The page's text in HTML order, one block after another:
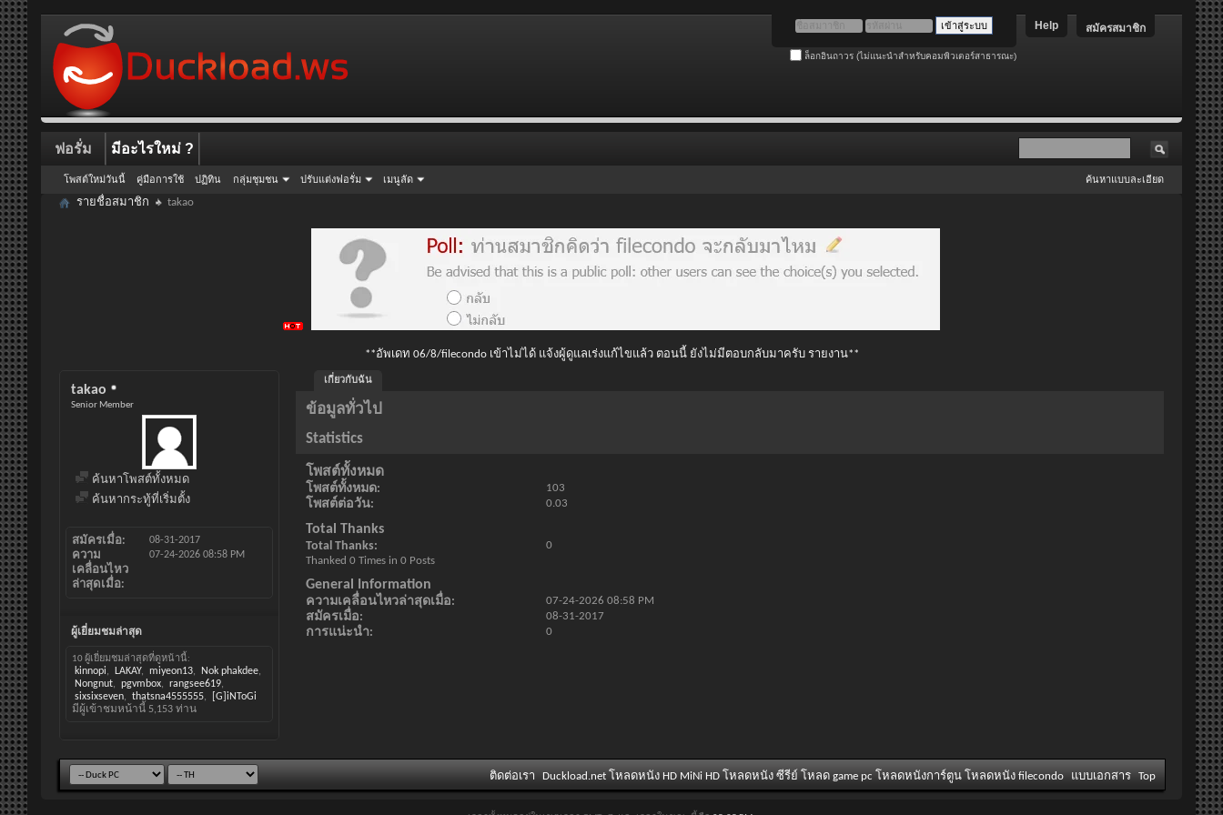
สมัครสมาชิก
Help
ล็อกอินถาวร (ไม่แนะนำสำหรับคอมพิวเตอร์สาธารณะ)
ฟอรั่ม
โพสต์ใหม่วันนี้ คู่มือการใช้ ปฏิทิน กลุ่มชุมชน ปรับแต่งฟอรั่ม เมนูลัด
มีอะไรใหม่ ?
ค้นหาแบบละเอียด
รายชื่อสมาชิก takao
**อัพเดท 06/8/filecondo เข้าไม่ได้ แจ้งผู้ดูแลเร่งแก้ไขแล้ว ตอนนี้ ยังไม่มีตอบกลับมาครับ รายงาน**
takao
Senior Member
ค้นหาโพสต์ทั้งหมด
ค้นหากระทู้ที่เริ่มตั้ง
สมัครเมื่อ 08-31-2017
ความ
เคลื่อนไหว
ล่าสุดเมื่อ
07-24-2026 08:58 PM
ผู้เยี่ยมชมล่าสุด
10 ผู้เยี่ยมชมล่าสุดที่ดูหน้านี้:
kinnopi LAKAY miyeon13
Nok phakdee
Nongnut
pgvmbox
rangsee619
sixsixseven
thatsna4555555
[G]iNToGi
มีผู้เข้าชมหน้านี้ 5,153 ท่าน
เกี่ยวกับฉัน
ข้อมูลทั่วไป
Statistics
โพสต์ทั้งหมด
โพสต์ทั้งหมด 103
โพสต์ต่อวัน 0.03
Total Thanks
Total Thanks
0
Thanked 0 Times in 0 Posts
General Information
ความเคลื่อนไหวล่าสุดเมื่อ 07-24-202608:58 PM
สมัครเมื่อ 08-31-2017
การแน่ะนำ 0
ติดต่อเรา Duckload.net โหลดหนัง HD MiNi HD โหลดหนัง ซีรีย์ โหลด game pc โหลดหนังการ์ตูน โหลดหนัง filecondo แบบเอกสาร Top